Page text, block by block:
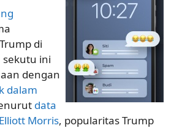
di
ini
dengan
dalam
data
Morris, popularitas Trump